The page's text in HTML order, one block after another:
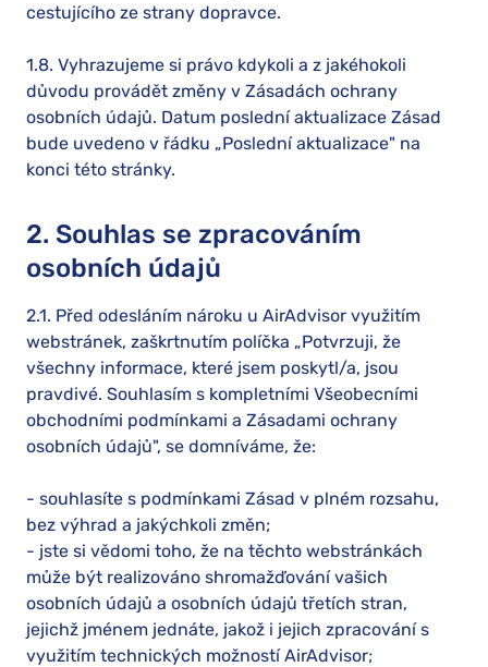
cestujícího ze strany dopravce.
1.8. Vyhrazujeme si právo kdykoli a z jakéhokoli
důvodu provádět změny v Zásadách ochrany
osobních údajů. Datum poslední aktualizace Zásad
bude uvedeno v řádku „Poslední aktualizace" na
konci této stránky.
2. Souhlas se zpracováním
osobních údajů
2.1. Před odesláním nároku u AirAdvisor využitím
webstránek, zaškrtnutím políčka „Potvrzuji, že
všechny informace, které jsem poskytl/a, jsou
pravdivé. Souhlasím s kompletními Všeobecními
obchodními podmínkami a Zásadami ochrany
osobních údajů", se domníváme, že:
- souhlasíte s podmínkami Zásad v plném rozsahu,
bez výhrad a jakýchkoli změn;
- jste si vědomi toho, že na těchto webstránkách
může být realizováno shromažďování vašich
osobních údajů a osobních údajů třetích stran,
jejichž jménem jednáte, jakož i jejich zpracování s
využitím technických možností AirAdvisor;